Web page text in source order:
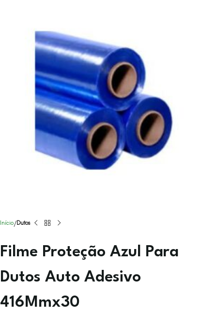
Início Dutos
Filme Proteção Azul Para
Dutos Auto Adesivo
416Mmx30